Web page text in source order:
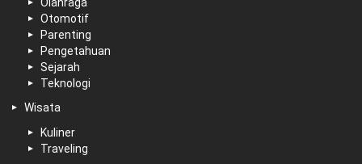
Otomotif
Parenting
Pengetahuan
Sejarah
Teknologi
Wisata
Kuliner
Traveling